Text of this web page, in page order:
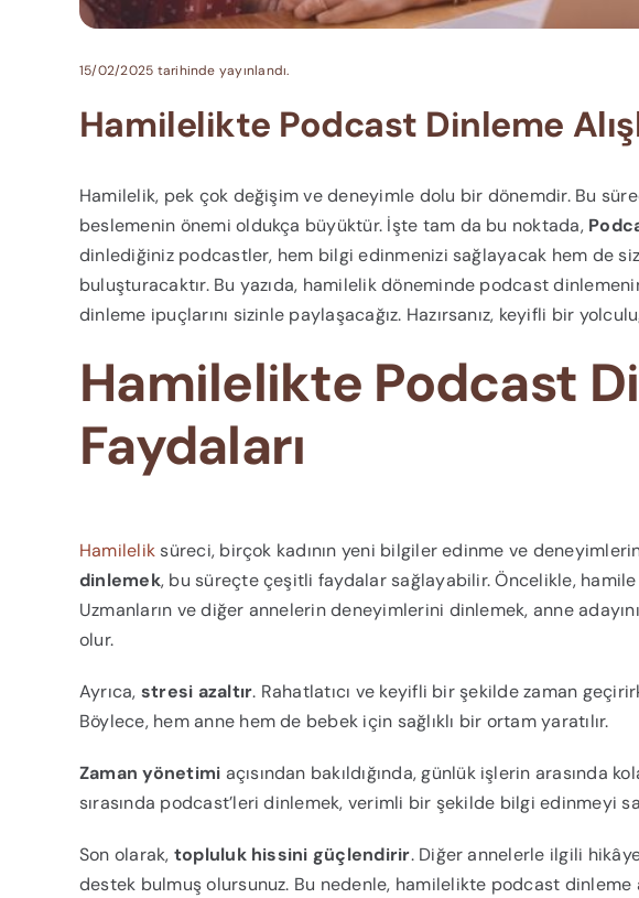
15/02/2025 tarihinde yayınlandı.
Hamilelikte Podcast Dinleme
Hamilelik, pek çok değişim ve deneyimle dolu bir dönemdir. Bu
beslemenin önemi oldukça büyüktür. İşte tam da bu noktada,
dinlediğiniz podcastler, hem bilgi edinmenizi sağlayacak hem de
buluşturacaktır. Bu yazıda, hamilelik döneminde podcast
dinleme ipuçlarını sizinle paylaşacağız. Hazırsanız, keyifli bir
Hamilelikte Podcast
Faydaları
Hamileliksüreci, birçok kadının yeni bilgiler edinme ve
dinlemek, bu süreçte çeşitli faydalar sağlayabilir. Öncelikle, hamile
Uzmanların ve diğer annelerin deneyimlerini dinlemek, anne
olur.
Ayrıca, stresi azaltır. Rahatlatıcı ve keyifli bir şekilde zaman
Böylece, hem anne hem de bebek için sağlıklı bir ortam yaratılır.
Zaman yönetimi açısından bakıldığında, günlük işlerin arasında
sırasında podcast’leri dinlemek, verimli bir şekilde bilgi edinmeyi
Son olarak, topluluk hissini güçlendirir. Diğer annelerle ilgili
destek bulmuş olursunuz. Bu nedenle, hamilelikte podcast dinleme